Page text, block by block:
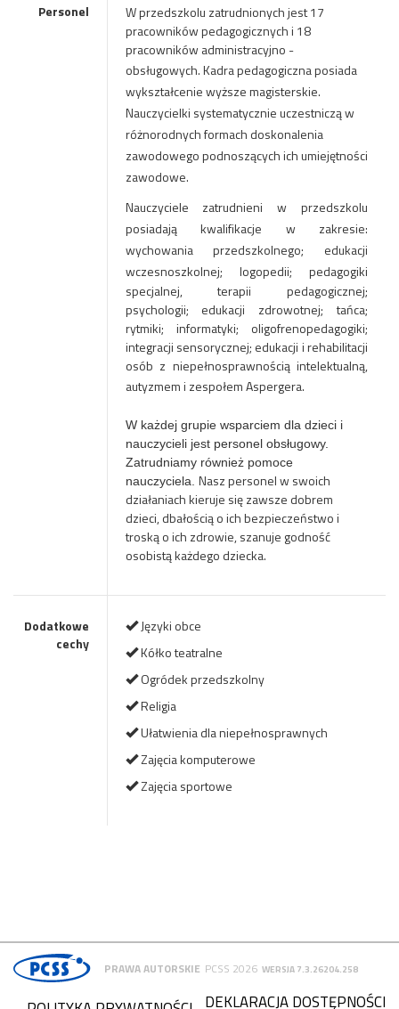
Personel
W przedszkolu zatrudnionych jest 17
pracowników pedagogicznych i 18
pracowników administracyjno -
obsługowych.Kadra pedagogiczna posiada
wykształcenie wyższe magisterskie.
Nauczycielki systematycznie uczestniczą w
różnorodnych formach doskonalenia
zawodowego podnoszących ich umiejętności
zawodowe.
Nauczyciele zatrudnieni w przedszkolu
posiadają kwalifikacje w zakresie:
wychowania przedszkolnego; edukacji
wczesnoszkolnej; logopedii;
pedagogiki
specjalnej, terapii pedagogicznej;
psychologii;
edukacji zdrowotnej; tańca;
rytmiki;
informatyki;
oligofrenopedagogiki;
integracji sensorycznej; edukacji i rehabilitacji
osób z niepełnosprawnością intelektualną,
autyzmem i zespołem Aspergera.
W każdej grupie wsparciem dla dzieci i
nauczycieli jest personel obsługowy.
Zatrudniamy również pomoce
nauczyciela. Nasz personel w swoich
działaniach kieruje się zawsze dobrem
dzieci, dbałością o ich bezpieczeństwo i
troską o ich zdrowie, szanuje godność
osobistą każdego dziecka.
Dodatkowe
cechy
Języki obce
Kółko teatralne
Ogródek przedszkolny
Religia
Ułatwienia dla niepełnosprawnych
Zajęcia komputerowe
Zajęcia sportowe
PRAWA AUTORSKIE PCSS 2026 WERSJA 7.3.26204.258
DEKLARACJA DOSTĘPNOŚCI